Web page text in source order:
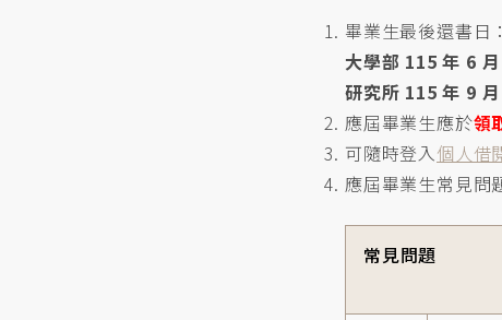
畢業生最後還書日：
大學部 115 年 6
研究所 115 年 9
應屆畢業生應於領
可隨時登入個人借
應屆畢業生常見問
常見問題